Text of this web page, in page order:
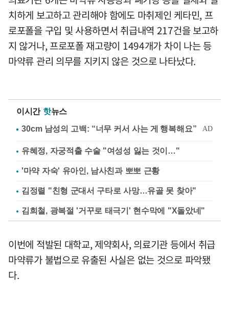
치하게 보고하고 관리해야 함에도 마취제인 케타민, 프
로포폴을 구입 및 사용하면서 취급내역 217건을 보고하
지 않거나, 프로포폴 재고량이 1494개가 차이 나는 등
마약류 관리 의무를 지키지 않은 것으로 나타났다.
이시간 핫뉴스
유혜정, 자궁적출 수술 "여성성 잃는 것이…"
'마약 자숙' 유아인, 남사친과 뽀뽀 근황
김정렬 "친형 군대서 구타로 사망…유골 못 찾아"
김희철, 광복절 '거꾸로 태극기' 현수막에 "X돌았네"
이번에 적발된 대학교, 제약회사, 의료기관 등에서 취급
마약류가 불법으로 유출된 사실은 없는 것으로 파악됐
다.